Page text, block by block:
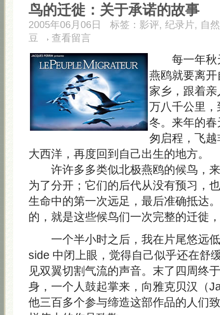
鸟的迁徙：关于承诺的故事
2005年06月06日 标签： 影评, 纪录片, 自然
豆
查看留言
每一年秋
燕鸥就要离
家乡，跟着
万八千公里
冬。来年的
匆启程，飞
大西洋，再度回到自己出生的地方。
许许多多类似北极燕鸥的候鸟，来
为了分开；它们的后代从没有预习，
生命中的第一次远足，最后准确抵达
的，就是这些候鸟们一次完整的迁徙
一个半小时之后，我在片尾悠远低
side 中闭上眼，觉得自己似乎还在舒
见双翼切割气流的声音。末了四周终
身，一个人鼓起掌来，向雅克贝汉（
他三百多个参与缔造这部作品的人们